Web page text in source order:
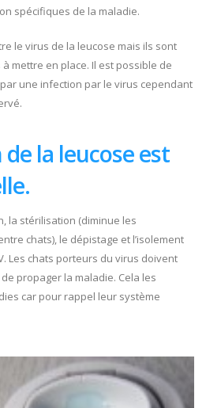
spécifiques de la maladie.
le virus de la leucose mais ils sont
mettre en place. Il est possible de
une infection par le virus cependant
la leucose est
la stérilisation (diminue les
chats), le dépistage et l’isolement
Les chats porteurs du virus doivent
propager la maladie. Cela les
car pour rappel leur système